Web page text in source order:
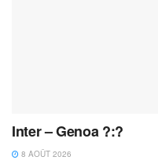
Inter – Genoa ?:?
8 AOÛT 2026